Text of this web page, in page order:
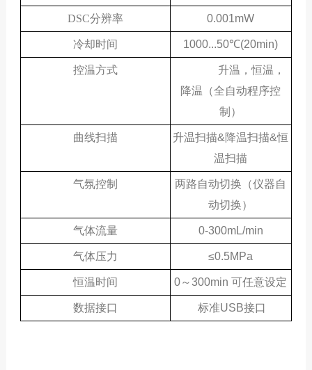
DSC分辨率 0.001mW
冷却时间 1000...50℃(20min)
控温方式
升温，恒温，
降温（全自动程序控
制）
曲线扫描
升温扫描&降温扫描&恒
温扫描
气氛控制
两路自动切换（仪器自
动切换）
气体流量 0-300mL/min
气体压力 ≤0.5MPa
恒温时间 0～300min 可任意设定
数据接口 标准USB接口